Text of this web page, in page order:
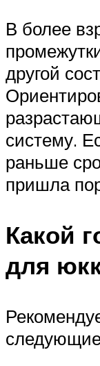
В более
другой
систему.
раньше
пришла
Какой
для